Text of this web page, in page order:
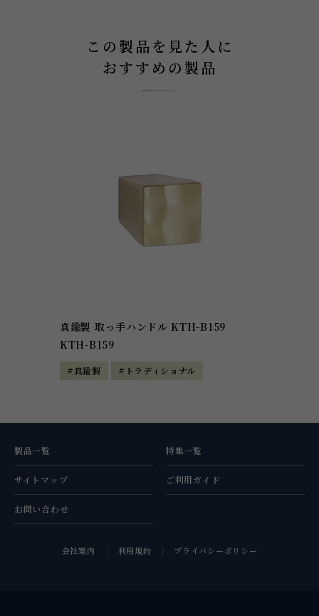
この製品を見た人に
おすすめの製品
真鍮製 取っ手ハンドル KTH-B159
KTH-B159
#真鍮製 #トラディショナル
製品一覧 特集一覧
サイトマップ ご利用ガイド
お問い合わせ
会社案内 利用規約 プライバシーポリシー